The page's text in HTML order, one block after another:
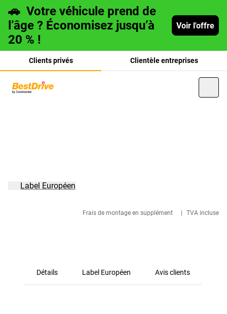
🚗 Votre véhicule prend de
l’âge ? Économisez jusqu’à
20 % !
Voir l'offre
Clients privés Clientèle entreprises
Frais de montage en supplément TVA incluse
Label Européen
Détails Label Européen Avis clients